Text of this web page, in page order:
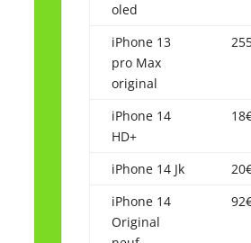
oled
iPhone 13
pro Max
original
iPhone 14
HD+
iPhone 14 Jk
iPhone 14
Original